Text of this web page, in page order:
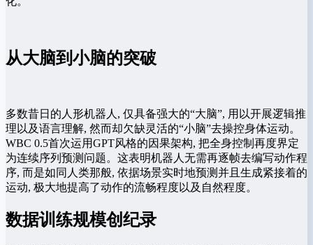
从大脑到小脑的突破
多数昔日的人形机器人, 仅具备强大的“大脑”, 用以开展逻辑推
理以及语言理解, 然而却欠缺灵活的“小脑”去操控身体运动。
WBC 0.5首次运用GPT风格的因果架构, 把全身控制再度界定
为连续序列预测问题。这表明机器人无需再逐帧去编写动作程
序, 而是如同人类那般, 依据场景实时地预测并且生成紧接着的
运动, 极大地提高了动作的流畅程度以及自然程度。
数据训练规模创纪录